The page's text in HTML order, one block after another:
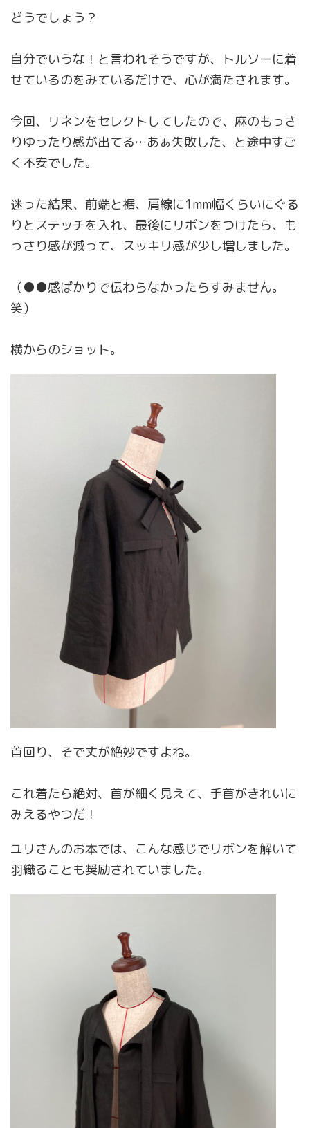
どうでしょう？
自分でいうな！と言われそうですが、トルソーに着
せているのをみているだけで、心が満たされます。
今回、リネンをセレクトしてしたので、麻のもっさ
りゆったり感が出てる…あぁ失敗した、と途中すご
く不安でした。
迷った結果、前端と裾、肩線に1mm幅くらいにぐる
りとステッチを入れ、最後にリボンをつけたら、も
っさり感が減って、スッキリ感が少し増しました。
（●●感ばかりで伝わらなかったらすみません。
笑）
横からのショット。
首回り、そで丈が絶妙ですよね。
これ着たら絶対、首が細く見えて、手首がきれいに
みえるやつだ！
ユリさんのお本では、こんな感じでリボンを解いて
羽織ることも奨励されていました。